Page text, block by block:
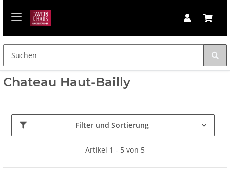
Chateau Haut-Bailly
Filter und Sortierung
Artikel 1 - 5 von 5